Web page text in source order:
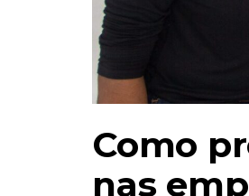
Como
nas